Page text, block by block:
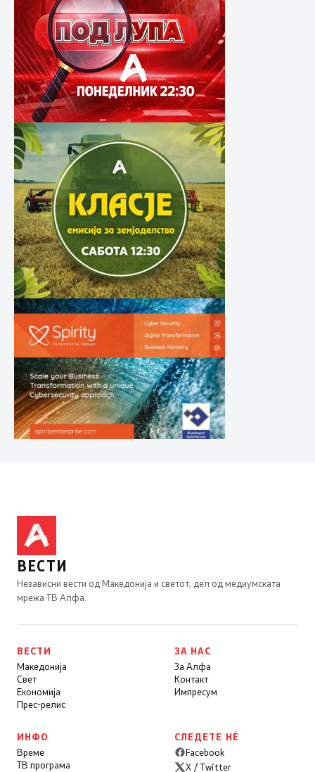
ВЕСТИ
Независни вести од Македонија и светот, дел од медиумската
мрежа ТВ Алфа.
ВЕСТИ
Македонија
Свет
Економија
Прес-релис
ЗА НАС
За Алфа
Контакт
Импресум
ИНФО
Време
ТВ програма
СЛЕДЕТЕ НÉ
Facebook
X / Twitter